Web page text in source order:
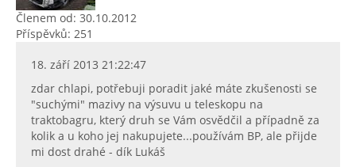
Členem od: 30.10.2012
Příspěvků: 251
18. září 2013 21:22:47
zdar chlapi, potřebuji poradit jaké máte zkušenosti se
"suchými" mazivy na výsuvu u teleskopu na
traktobagru, který druh se Vám osvědčil a případně za
kolik a u koho jej nakupujete...používám BP, ale přijde
mi dost drahé - dík Lukáš